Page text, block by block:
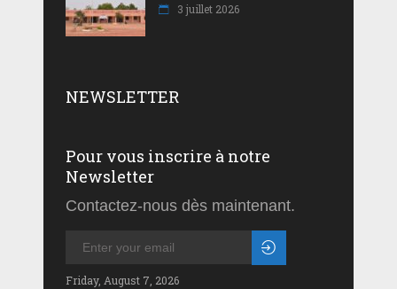
3 juillet 2026
NEWSLETTER
Pour vous inscrire à notre
Newsletter
Contactez-nous dès maintenant.
Friday, August 7, 2026